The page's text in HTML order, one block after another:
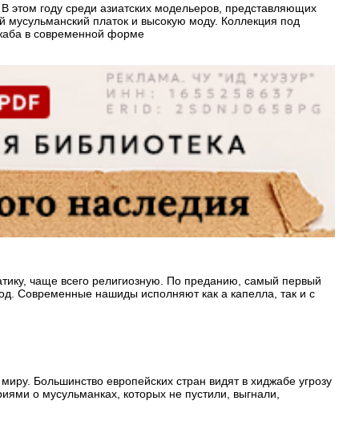
году среди азиатских модельеров, представляющих
платок и высокую моду. Коллекция под
в современной форме
чаще всего религиозную. По преданию, самый первый
Современные нашиды исполняют как а капелла, так и с
Большинство европейских стран видят в хиджабе угрозу
о мусульманках, которых не пустили, выгнали,